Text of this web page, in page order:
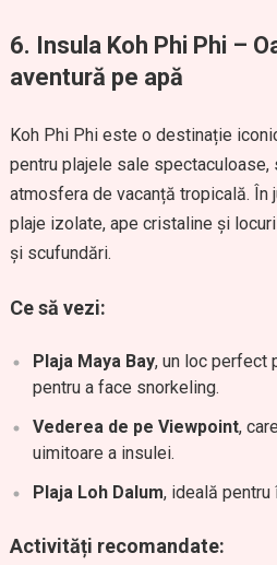
6. Insula Koh Phi Phi –
aventură pe apă
Koh Phi Phi este o destinație
pentru plajele sale spectaculoase,
atmosfera de vacanță tropicală. În
plaje izolate, ape cristaline și
și scufundări.
Ce să vezi:
Plaja Maya Bay, un loc perfect
pentru a face snorkeling.
Vederea de pe Viewpoint,
uimitoare a insulei.
Plaja Loh Dalum, ideală pentru
Activități recomandate: